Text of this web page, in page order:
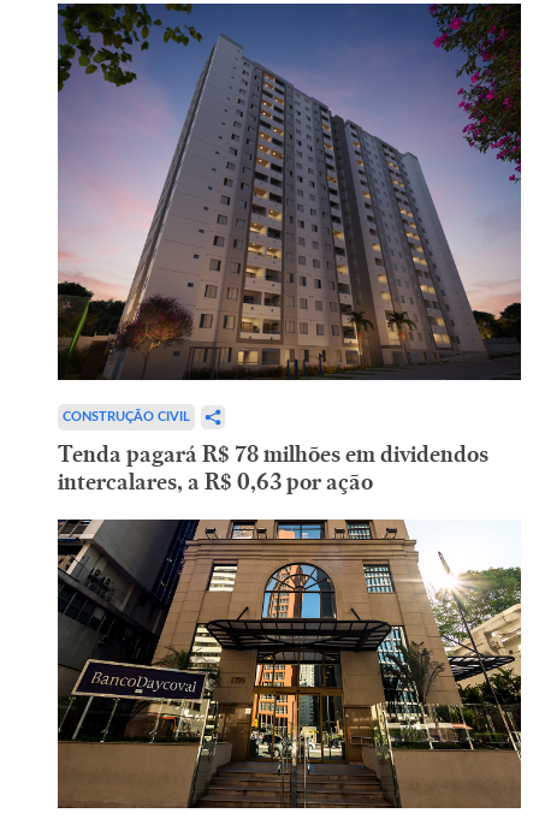
CONSTRUÇÃO CIVIL
Tenda pagará R$ 78 milhões em dividendos
intercalares, a R$ 0,63 por ação